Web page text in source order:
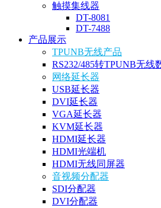
触摸集线器
DT-8081
DT-7488
产品展示
TPUNB无线产品
RS232/485转TPUNB无线
网络延长器
USB延长器
DVI延长器
VGA延长器
KVM延长器
HDMI延长器
HDMI光端机
HDMI无线同屏器
音视频分配器
SDI分配器
DVI分配器